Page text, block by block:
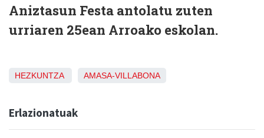
Aniztasun Festa antolatu zuten
urriaren 25ean Arroako eskolan.
HEZKUNTZA AMASA-VILLABONA
Erlazionatuak